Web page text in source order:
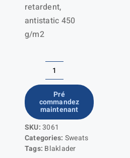
retardent,
antistatic 450
g/m2
quantité
de
Tablier
de
soudeur
Pré
commandez
maintenant
SKU:3061
Categories: Sweats
Tags: Blaklader